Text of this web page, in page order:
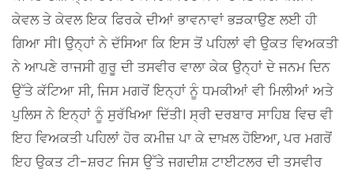
ਕੇਵਲ ਤੇ ਕੇਵਲ ਇਕ ਫਿਰਕੇ ਦੀਆਂ ਭਾਵਨਾਵਾਂ ਭੜਕਾਉਣ ਲਈ ਹੀ
ਗਿਆ ਸੀ। ਉਨ੍ਹਾਂ ਨੇ ਦੱਸਿਆ ਕਿ ਇਸ ਤੋਂ ਪਹਿਲਾਂ ਵੀ ਉਕਤ ਵਿਅਕਤੀ
ਨੇ ਆਪਣੇ ਰਾਜਸੀ ਗੁਰੂ ਦੀ ਤਸਵੀਰ ਵਾਲਾ ਕੇਕ ਉਨ੍ਹਾਂ ਦੇ ਜਨਮ ਦਿਨ
ਉੱਤੇ ਕੱਟਿਆ ਸੀ, ਜਿਸ ਮਗਰੋਂ ਇਨ੍ਹਾਂ ਨੂੰ ਧਮਕੀਆਂ ਵੀ ਮਿਲੀਆਂ ਅਤੇ
ਪੁਲਿਸ ਨੇ ਇਨ੍ਹਾਂ ਨੂੰ ਸੁਰੱਖਿਆ ਦਿੱਤੀ। ਸ੍ਰੀ ਦਰਬਾਰ ਸਾਹਿਬ ਵਿਚ ਵੀ
ਇਹ ਵਿਅਕਤੀ ਪਹਿਲਾਂ ਹੋਰ ਕਮੀਜ਼ ਪਾ ਕੇ ਦਾਖ਼ਲ ਹੋਇਆ, ਪਰ ਮਗਰੋਂ
ਇਹ ਉਕਤ ਟੀ-ਸ਼ਰਟ ਜਿਸ ਉੱਤੇ ਜਗਦੀਸ਼ ਟਾਈਟਲਰ ਦੀ ਤਸਵੀਰ